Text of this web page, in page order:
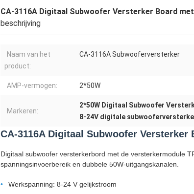
CA-3116A Digitaal Subwoofer Versterker Board
beschrijving
Naam van het
product:
CA-3116A Subwooferversterker
AMP-vermogen: 2*50W
Markeren:
2*50W Digitaal Subwoofer
8-24V digitale
CA-3116A Digitaal Subwoofer Versterker
Digitaal subwoofer versterkerbord met de versterkermodule
spanningsinvoerbereik en dubbele 50W-uitgangskanalen.
Werkspanning: 8-24 V gelijkstroom